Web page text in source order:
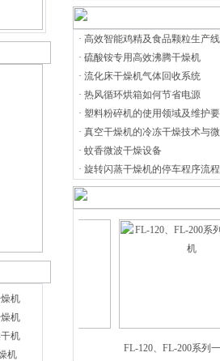
机
机
机
机
· 高效智能鸡精及食品颗粒生产
· 硫酸铵专用高效沸腾干燥机
· 流化床干燥机气体回收系统
· 热风循环烘箱如何节省电源
· 塑料粉碎机的使用领域及维护
· 真空干燥机的冷冻干燥技术与
· 蚊香微波干燥设备
· 旋转闪蒸干燥机的停车程序流程
空冷冻干燥机 FL-120、FL-200系列一